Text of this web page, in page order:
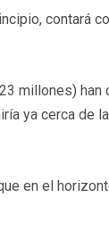
contará
millones) han
ya cerca de
en el